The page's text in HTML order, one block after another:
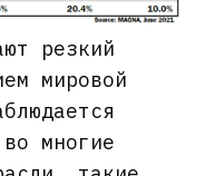
резкий
мировой
многие